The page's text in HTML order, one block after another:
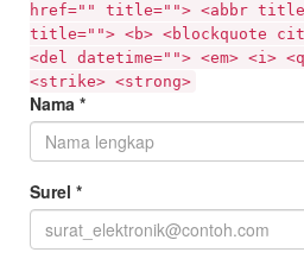
href="" title=""> <abbr
title=""> <b> <blockquote
<del datetime=""> <em> <i>
<strike> <strong>
Nama *
Surel *